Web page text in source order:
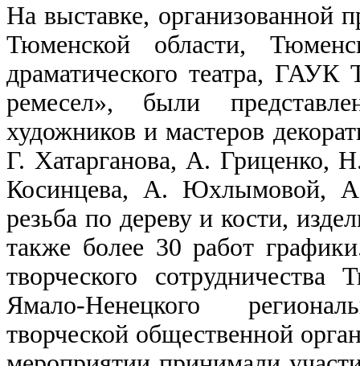
На выставке, организованной
Тюменской области,
драматического театра,
ремесел», были
художников и мастеров
Г. Хатарганова, А.
Косинцева, А. Юхлымовой,
резьба по дереву и кости,
также более 30 работ
творческого
Ямало-Ненецкого
творческой общественной